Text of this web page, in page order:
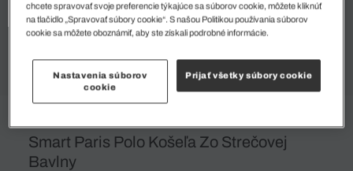
Smart Paris Polo Košeľa Zo Strečovej
Bavlny
chcete spravovať svoje preferencie týkajúce sa súborov cookie, môžete kliknúť
na tlačidlo „Spravovať súbory cookie“. S našou Politikou používania súborov
cookie sa môžete oboznámiť, aby ste získali podrobné informácie.
Nastavenia súborov
cookie
Prijať všetky súbory cookie